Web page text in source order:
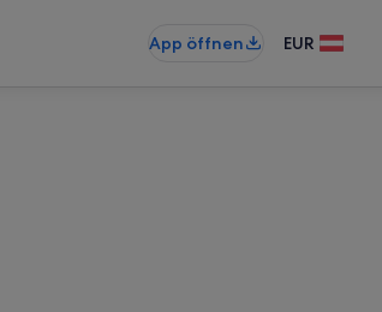
App öffnen EUR